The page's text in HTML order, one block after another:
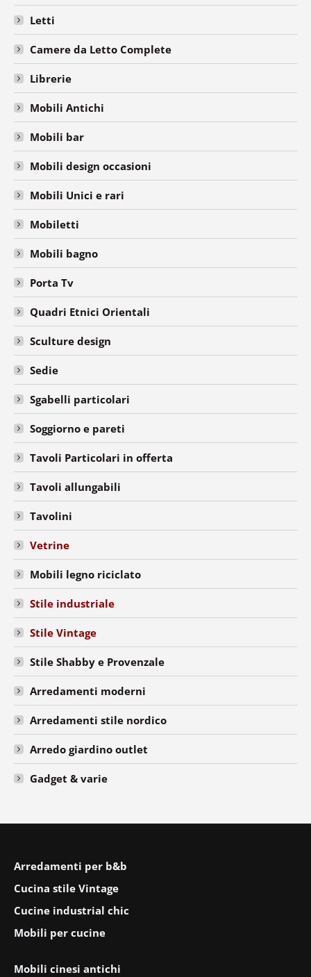
Letti
Camere da Letto Complete
Librerie
Mobili Antichi
Mobili bar
Mobili design occasioni
Mobili Unici e rari
Mobiletti
Mobili bagno
Porta Tv
Quadri Etnici Orientali
Sculture design
Sedie
Sgabelli particolari
Soggiorno e pareti
Tavoli Particolari in offerta
Tavoli allungabili
Tavolini
Vetrine
Mobili legno riciclato
Stile industriale
Stile Vintage
Stile Shabby e Provenzale
Arredamenti moderni
Arredamenti stile nordico
Arredo giardino outlet
Gadget & varie
Arredamenti per b&b
Cucina stile Vintage
Cucine industrial chic
Mobili per cucine
Mobili cinesi antichi